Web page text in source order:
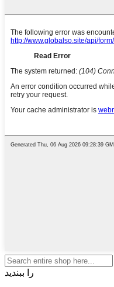
را ببندید